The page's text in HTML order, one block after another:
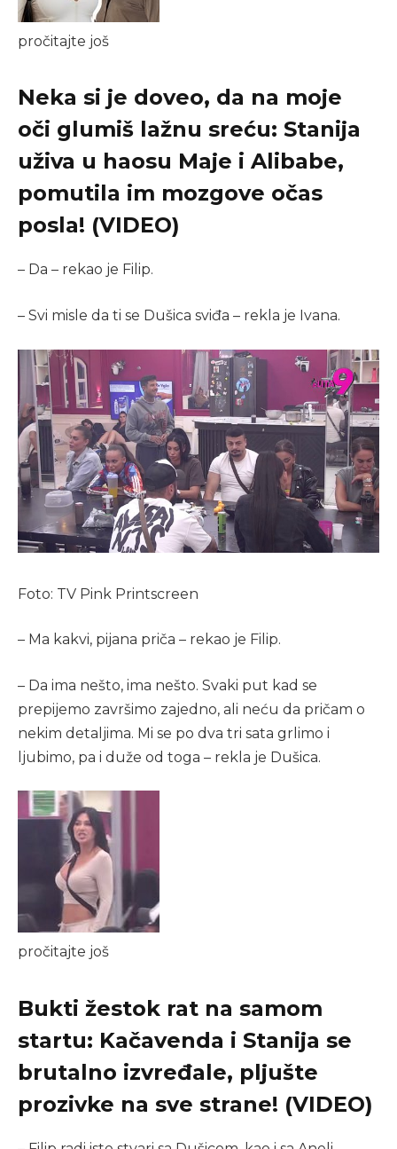
pročitajte još
Neka si je doveo, da na moje
oči glumiš lažnu sreću: Stanija
uživa u haosu Maje i Alibabe,
pomutila im mozgove očas
posla! (VIDEO)
– Da – rekao je Filip.
– Svi misle da ti se Dušica sviđa – rekla je Ivana.
Foto: TV Pink Printscreen
– Ma kakvi, pijana priča – rekao je Filip.
– Da ima nešto, ima nešto. Svaki put kad se
prepijemo završimo zajedno, ali neću da pričam o
nekim detaljima. Mi se po dva tri sata grlimo i
ljubimo, pa i duže od toga – rekla je Dušica.
pročitajte još
Bukti žestok rat na samom
startu: Kačavenda i Stanija se
brutalno izvređale, pljušte
prozivke na sve strane! (VIDEO)